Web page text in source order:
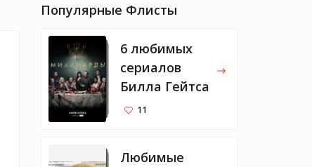
Популярные Флисты
6 любимых
сериалов
Билла Гейтса
11
Любимые